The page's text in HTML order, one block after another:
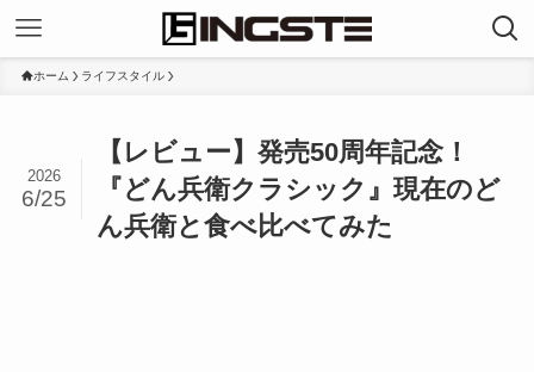
ホーム ライフスタイル
【レビュー】発売50周年記念！
『どん兵衛クラシック』現在のど
ん兵衛と食べ比べてみた
2026
6/25